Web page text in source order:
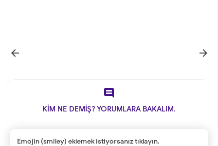
 

KİM NE DEMİŞ? YORUMLARA BAKALIM.
Emojin (smiley) eklemek istiyorsanız tıklayın.